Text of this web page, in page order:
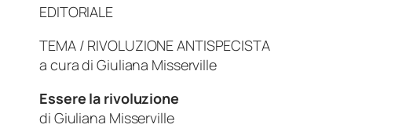
EDITORIALE
TEMA / RIVOLUZIONE ANTISPECISTA
a cura di Giuliana Misserville
Essere la rivoluzione
di Giuliana Misserville